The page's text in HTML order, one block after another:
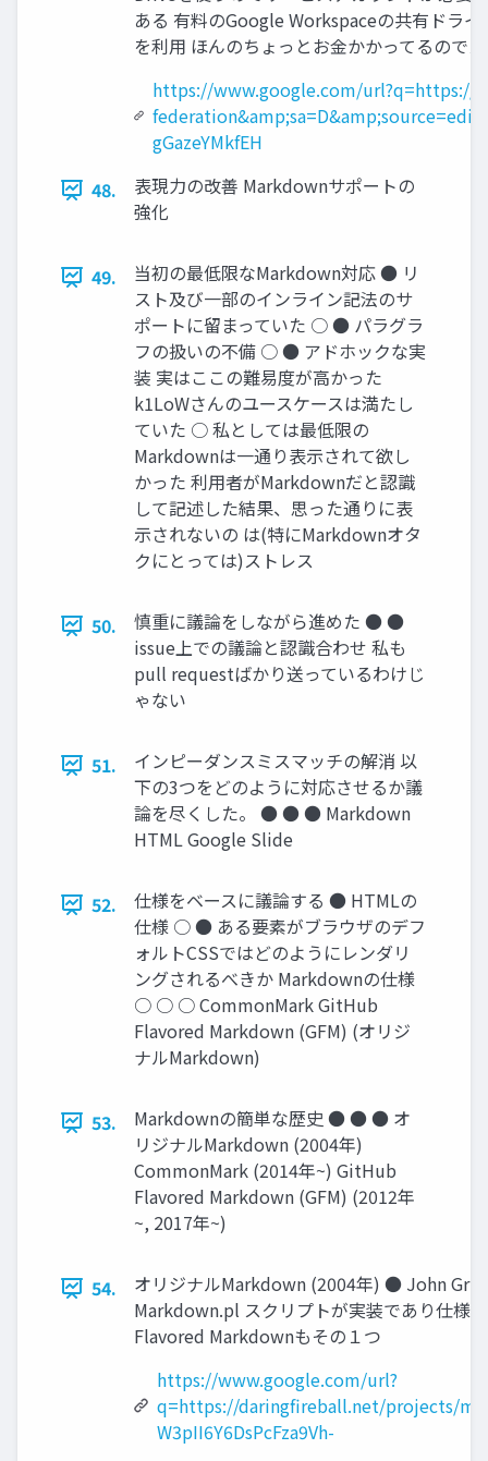
ある 有料のGoogle Workspaceの共有ドラ
を利用 ほんのちょっとお金かかってるので
https://www.google.com/url?q=https://
gGazeYMkfEH
48.
表現力の改善 Markdownサポートの
強化
49.
当初の最低限なMarkdown対応 ● リ
スト及び一部のインライン記法のサ
ポートに留まっていた ○ ● パラグラ
フの扱いの不備 ○ ● アドホックな実
装 実はここの難易度が高かった
k1LoWさんのユースケースは満たし
ていた ○ 私としては最低限の
Markdownは一通り表示されて欲し
かった 利用者がMarkdownだと認識
して記述した結果、思った通りに表
示されないの は(特にMarkdownオタ
クにとっては)ストレス
50.
慎重に議論をしながら進めた ● ●
issue上での議論と認識合わせ 私も
pull requestばかり送っているわけじ
ゃない
51.
インピーダンスミスマッチの解消 以
下の3つをどのように対応させるか議
論を尽くした。 ● ● ● Markdown
HTML Google Slide
52.
仕様をベースに議論する ● HTMLの
仕様 ○ ● ある要素がブラウザのデフ
ォルトCSSではどのようにレンダリ
ングされるべきか Markdownの仕様
○ ○ ○ CommonMark GitHub
Flavored Markdown (GFM) (オリジ
ナルMarkdown)
53.
Markdownの簡単な歴史 ● ● ● オ
リジナルMarkdown (2004年)
CommonMark (2014年~) GitHub
Flavored Markdown (GFM) (2012年
~, 2017年~)
54.
オリジナルMarkdown (2004年) ● John
Markdown.pl スクリプトが実装であり仕様
Flavored Markdownもその１つ
https://www.google.com/url?
q=https://daringfireball.net/projects/
W3pII6Y6DsPcFza9Vh-